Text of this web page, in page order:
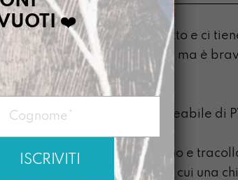
La Secchiona sa fare tutto e ci
brava a fare la
tracolla ma è
Vegan
Misure:30 x 26 x 10 cm
Materiale:
telo impermeabile di
Sistema modulare: zaino e
Doppia tasca interna di cui una
❤️